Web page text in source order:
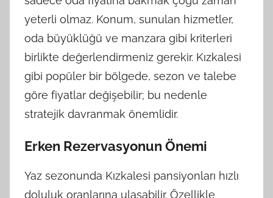
yeterli olmaz. Konum, sunulan hizmetler,
oda büyüklüğü ve manzara gibi kriterleri
birlikte değerlendirmeniz gerekir. Kızkalesi
gibi popüler bir bölgede, sezon ve talebe
göre fiyatlar değişebilir; bu nedenle
stratejik davranmak önemlidir.
Erken Rezervasyonun Önemi
Yaz sezonunda Kızkalesi pansiyonları hızlı
doluluk oranlarına ulaşabilir. Özellikle